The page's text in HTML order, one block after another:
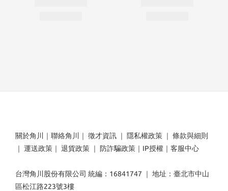
關於角川 ｜ 聯絡角川 ｜ 徵才資訊 ｜ 隱私權政策 ｜ 條款與細則
｜ 運送政策 ｜ 退貨政策 ｜ 防詐騙政策 ｜ IP授權 ｜ 客服中心
台灣角川股份有限公司 統編：16841747 ｜ 地址：臺北市中山
區松江路223號3樓